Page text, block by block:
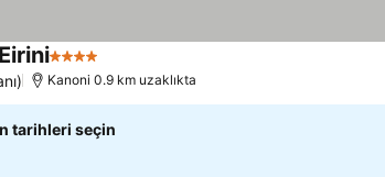
4 Yıldız
Kanoni 0.9 km uzaklıkta
tarihleri seçin